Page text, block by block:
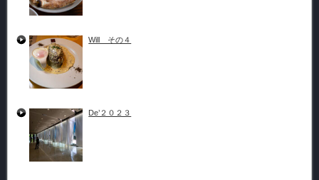
Will その４
De’２０２３